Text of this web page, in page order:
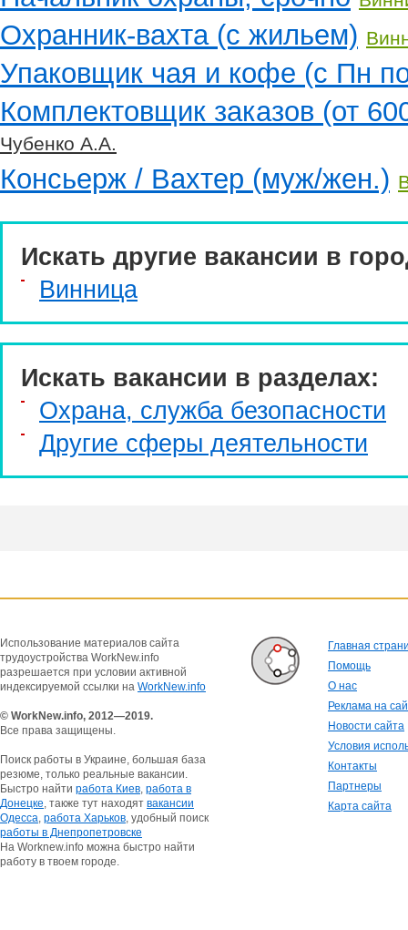
Охранник-вахта (с жильем)
Упаковщик чая и кофе (с Пн
Комплектовщик заказов (от
Чубенко А.А.
Консьерж / Вахтер (муж/жен.)
Искать другие вакансии в
Винница
Искать вакансии в разделах:
Охрана, служба безопасности
Другие сферы деятельности
Использование материалов сайта
трудоустройства WorkNew.info
разрешается при условии активной
индексируемой ссылки на WorkNew.info
© WorkNew.info, 2012—2019.
Все права защищены.
Поиск работы в Украине, большая база
резюме, только реальные вакансии.
Быстро найти работа Киев, работа в
Донецке, также тут находят вакансии
Одесса, работа Харьков, удобный поиск
работы в Днепропетровске
На Worknew.info можна быстро найти
работу в твоем городе.
Главная
Помощь
О нас
Реклама на
Новости сайта
Условия
Контакты
Партнеры
Карта сайта